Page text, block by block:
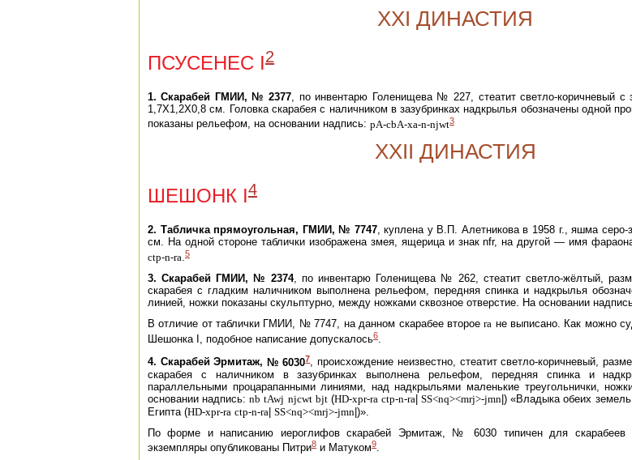
XXI ДИНАСТИЯ
ПСУСЕНЕС I2
1. Скарабей ГМИИ, № 2377, по инвентарю Голенищева № 227, стеатит светло-коричневый с
1,7X1,2X0,8 см. Головка скарабея с наличником в зазубринках надкрылья обозначены одной
показаны рельефом, на основании надпись: pA-cbA-xa-n-njwt3
XXII ДИНАСТИЯ
ШЕШОНК I4
2. Табличка прямоугольная, ГМИИ, № 7747, куплена у В.П. Алетникова в 1958 г., яшма серо-
см. На одной стороне таблички изображена змея, ящерица и знак nfr, на другой — имя
ctp-n-ra 5
3. Скарабей ГМИИ, № 2374, по инвентарю Голенищева № 262, стеатит светло-жёлтый,
скарабея с гладким наличником выполнена рельефом, передняя спинка и надкрылья
линией, ножки показаны скульптурно, между ножками сквозное отверстие. На основании
В отличие от таблички ГМИИ, № 7747, на данном скарабее второеra не выписано. Как можно
Шешонка I, подобное написание допускалось6.
4. Скарабей Эрмитаж,№ 60307, происхождение неизвестно, стеатит светло-коричневый,
скарабея с наличником в зазубринках выполнена рельефом, передняя спинка и
параллельными процарапанными линиями, над надкрыльями маленькие треугольнички,
основании надпись:nb tAwj njcwt bjt(HD-xpr-ra ctp-n-ra|SS<nq><mrj>-jmn|) «Владыка обеих
Египта (HD-xpr-ra ctp-n-ra| SS<nq><mrj>-jmn|)».
По форме и написанию иероглифов скарабей Эрмитаж, № 6030 типичен для скарабеев
экземпляры опубликованы Питри8 и Матуком9